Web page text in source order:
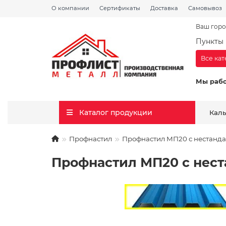
О компании Сертификаты Доставка Самовывоз
Ваш
Пункты
Мы
Все
Каталог продукции
Профнастил Профнастил МП20 с
Профнастил МП20 с